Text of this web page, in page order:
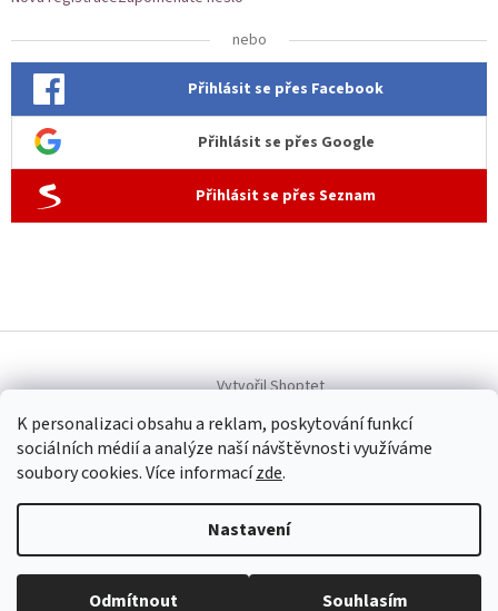
K personalizaci obsahu a reklam, poskytování funkcí
sociálních médií a analýze naší návštěvnosti využíváme
soubory cookies. Více informacízde.
Nastavení
Odmítnout Souhlasím
nebo
Přihlásit se přes Facebook
Přihlásit se přes Google
Přihlásit se přes Seznam
Vytvořil Shoptet
Copyright 2026 Allen dámská móda. Všechna práva vyhrazena.
Upravit nastavení cookies
(www.allenfashion.cz): Iveta Šubrtová, Sídlo: U Remízku 292,
251 62 Tehovec, IČO: 47036851, tel: +420 604 254 569, email: